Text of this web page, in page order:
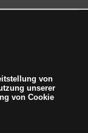
von
unserer
von Cookie